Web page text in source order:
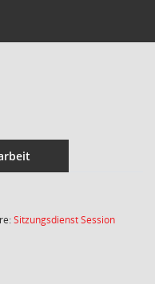
SitzungsdienstSession(Wird in